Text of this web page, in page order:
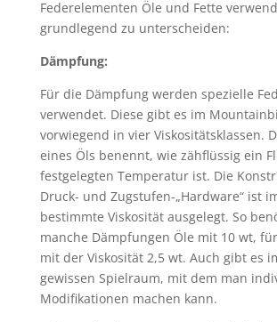
Federelementen Öle und Fette
grundlegend zu unterscheiden:
Dämpfung:
Für die Dämpfung werden spezielle
verwendet. Diese gibt es im
vorwiegend in vier Viskositätsklassen.
eines Öls benennt, wie zähflüssig ein
festgelegten Temperatur ist. Die
Druck- und Zugstufen-„Hardware“ ist
bestimmte Viskosität ausgelegt. So
manche Dämpfungen Öle mit 10 wt,
mit der Viskosität 2,5 wt. Auch gibt es
gewissen Spielraum, mit dem man
Modifikationen machen kann.